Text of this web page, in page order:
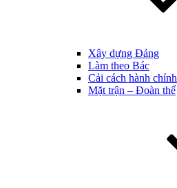
Xây dựng Đảng
Làm theo Bác
Cải cách hành chính
Mặt trận – Đoàn thể